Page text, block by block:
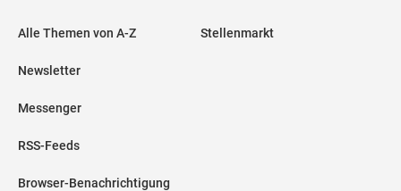
Alle Themen von A-Z
Newsletter
Messenger
RSS-Feeds
Browser-Benachrichtigung
Stellenmarkt